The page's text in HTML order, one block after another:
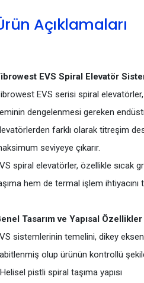
Açıklamaları
EVS Spiral Elevatör
EVS serisi spiral elevatörler,
dengelenmesi gereken
farklı olarak titreşim
seviyeye çıkarır.
spiral elevatörler, özellikle sıcak
hem de termal işlem
Tasarım ve Yapısal Özellikler
sistemlerinin temelini, dikey
olup ürünün kontrollü
Helisel pistli spiral taşıma yapısı